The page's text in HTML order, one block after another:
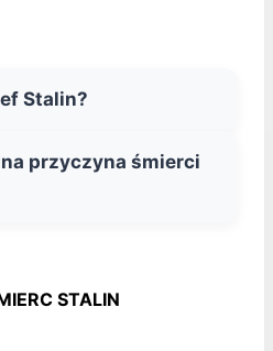
Stalin?
przyczyna śmierci
STALIN